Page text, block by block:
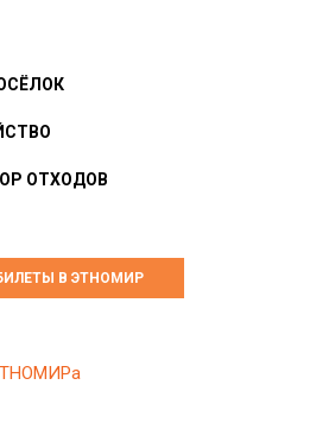
ОТХОДОВ
В ЭТНОМИР